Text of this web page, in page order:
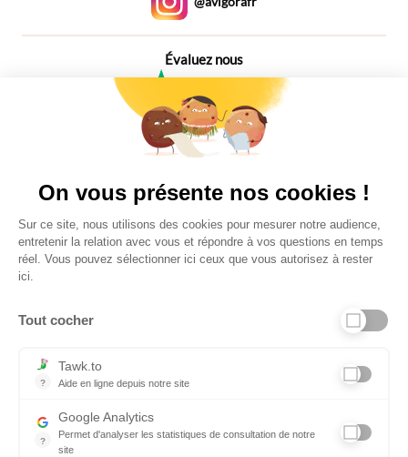
Évaluez nous
Plus de 650 Avis
FAQ - réponses à vos questions
On vous présente nos cookies !
Sur ce site, nous utilisons des cookies pour mesurer notre audience,
entretenir la relation avec vous et répondre à vos questions en temps
réel. Vous pouvez sélectionner ici ceux que vous autorisez à rester
ici.
Tout cocher
?
Tawk.to
Aide en ligne depuis notre site
?
Google Analytics
Permet d'analyser les statistiques de consultation de notre
site